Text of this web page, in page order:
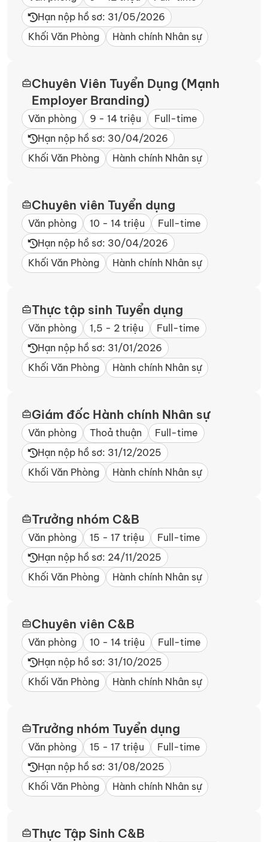
Hạn nộp hồ sơ: 31/05/2026
Khối Văn Phòng
Hành chính Nhân sự
Chuyên Viên Tuyển Dụng (Mạnh
Employer Branding)
Văn phòng 9 - 14 triệu
Full-time
Hạn nộp hồ sơ: 30/04/2026
Khối Văn Phòng
Hành chính Nhân sự
Chuyên viên Tuyển dụng
Văn phòng 10 - 14 triệu
Full-time
Hạn nộp hồ sơ: 30/04/2026
Khối Văn Phòng
Hành chính Nhân sự
Thực tập sinh Tuyển dụng
Văn phòng 1,5 - 2 triệu
Full-time
Hạn nộp hồ sơ: 31/01/2026
Khối Văn Phòng
Hành chính Nhân sự
Giám đốc Hành chính Nhân sự
Văn phòng Thoả thuận
Full-time
Hạn nộp hồ sơ: 31/12/2025
Khối Văn Phòng
Hành chính Nhân sự
Trưởng nhóm C&B
Văn phòng 15 - 17 triệu
Full-time
Hạn nộp hồ sơ: 24/11/2025
Khối Văn Phòng
Hành chính Nhân sự
Chuyên viên C&B
Văn phòng 10 - 14 triệu
Full-time
Hạn nộp hồ sơ: 31/10/2025
Khối Văn Phòng
Hành chính Nhân sự
Trưởng nhóm Tuyển dụng
Văn phòng 15 - 17 triệu
Full-time
Hạn nộp hồ sơ: 31/08/2025
Khối Văn Phòng
Hành chính Nhân sự
Thực Tập Sinh C&B